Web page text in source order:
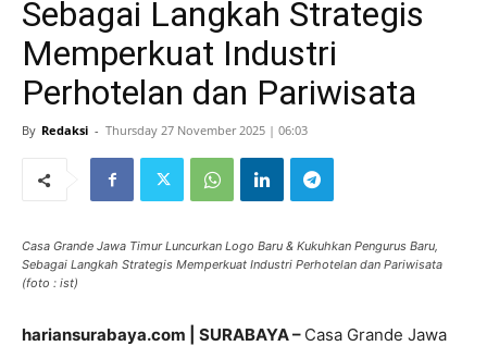
Sebagai Langkah Strategis
Memperkuat Industri
Perhotelan dan Pariwisata
By Redaksi - Thursday 27 November 2025 | 06:03
Casa Grande Jawa Timur Luncurkan Logo Baru & Kukuhkan Pengurus Baru,
Sebagai Langkah Strategis Memperkuat Industri Perhotelan dan Pariwisata
(foto : ist)
hariansurabaya.com | SURABAYA – Casa Grande Jawa